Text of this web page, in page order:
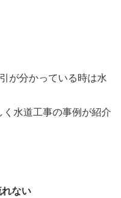
が分かっている時は水
水道工事の事例が紹介
れない